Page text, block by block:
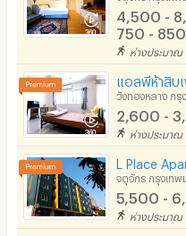
4,500 -
750 - 850
ห่างประมาณ
แอลพีห้าสิบ
วังทองหลาง กรุ
2,600 -
ห่างประมาณ
จตุจักร กรุงเทพ
5,500 -
ห่างประมาณ